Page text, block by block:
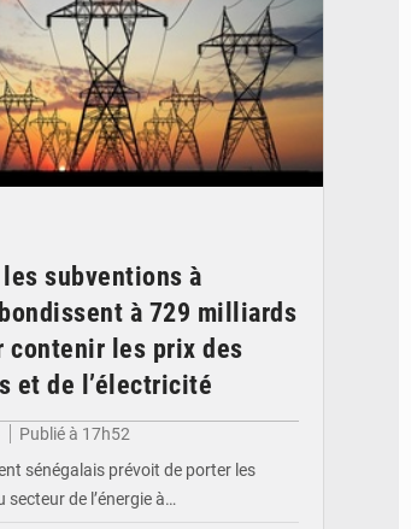
subventions à
bondissent à 729 milliards
contenir les prix des
et de l’électricité
Publié à 17h52
sénégalais prévoit de porter les
secteur de l’énergie à…